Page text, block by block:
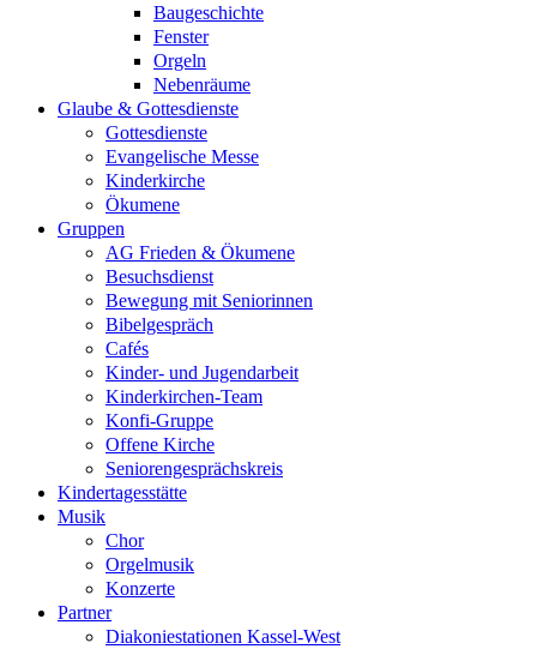
Baugeschichte
Fenster
Orgeln
Nebenräume
Glaube & Gottesdienste
Gottesdienste
Evangelische Messe
Kinderkirche
Ökumene
Gruppen
AG Frieden & Ökumene
Besuchsdienst
Bewegung mit Seniorinnen
Bibelgespräch
Cafés
Kinder- und Jugendarbeit
Kinderkirchen-Team
Konfi-Gruppe
Offene Kirche
Seniorengesprächskreis
Kindertagesstätte
Musik
Chor
Orgelmusik
Konzerte
Partner
Diakoniestationen Kassel-West